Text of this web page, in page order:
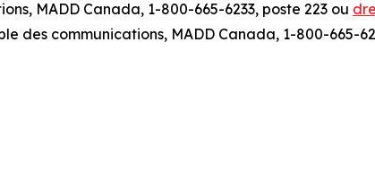
MADD Canada, 1-800-665-6233, poste 223 ou
des communications, MADD Canada, 1-800-665-